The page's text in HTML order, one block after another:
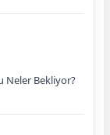
Neler Bekliyor?